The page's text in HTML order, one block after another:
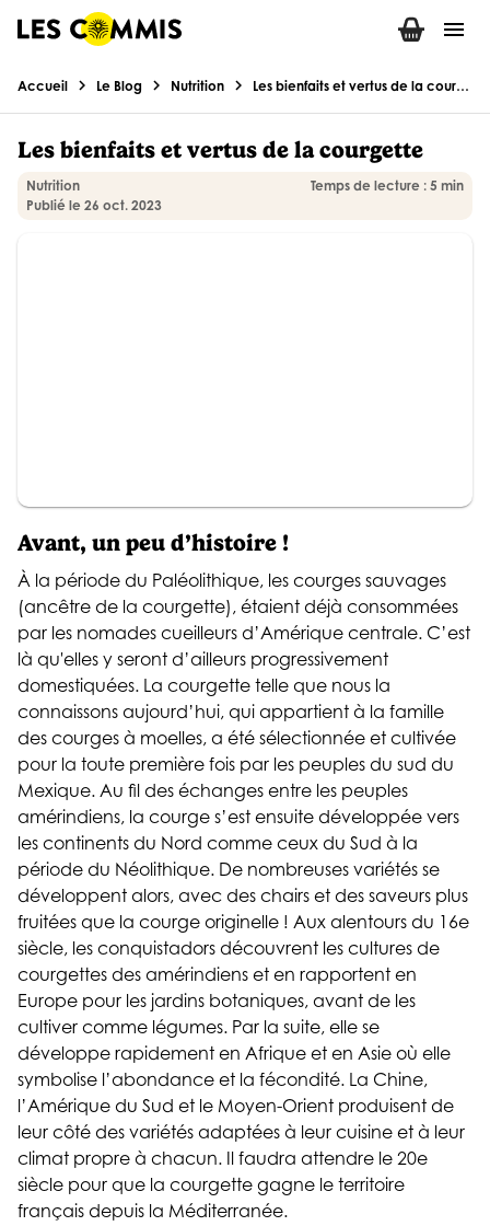
menu
Accueil chevron_right Le Blog chevron_right Nutrition chevron_right Les bienfaits et vertus de la courgette
Les bienfaits et vertus de la courgette
Nutrition
Publié le 26 oct. 2023
Temps de lecture : 5 min
Avant, un peu d’histoire !
À la période du Paléolithique, les courges sauvages
(ancêtre de la courgette), étaient déjà consommées
par les nomades cueilleurs d’Amérique centrale. C’est
là qu'elles y seront d’ailleurs progressivement
domestiquées. La courgette telle que nous la
connaissons aujourd’hui, qui appartient à la famille
des courges à moelles, a été sélectionnée et cultivée
pour la toute première fois par les peuples du sud du
Mexique. Au fil des échanges entre les peuples
amérindiens, la courge s’est ensuite développée vers
les continents du Nord comme ceux du Sud à la
période du Néolithique. De nombreuses variétés se
développent alors, avec des chairs et des saveurs plus
fruitées que la courge originelle ! Aux alentours du 16e
siècle, les conquistadors découvrent les cultures de
courgettes des amérindiens et en rapportent en
Europe pour les jardins botaniques, avant de les
cultiver comme légumes. Par la suite, elle se
développe rapidement en Afrique et en Asie où elle
symbolise l’abondance et la fécondité. La Chine,
l’Amérique du Sud et le Moyen-Orient produisent de
leur côté des variétés adaptées à leur cuisine et à leur
climat propre à chacun. Il faudra attendre le 20e
siècle pour que la courgette gagne le territoire
français depuis la Méditerranée.